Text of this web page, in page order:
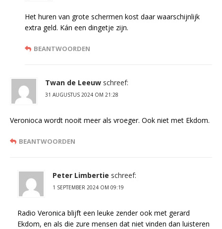
Het huren van grote schermen kost daar waarschijnlijk
extra geld. Kán een dingetje zijn.
BEANTWOORDEN
Twan de Leeuw schreef:
31 AUGUSTUS 2024 OM 21:28
Veronioca wordt nooit meer als vroeger. Ook niet met Ekdom.
BEANTWOORDEN
Peter Limbertie schreef:
1 SEPTEMBER 2024 OM 09:19
Radio Veronica blijft een leuke zender ook met gerard
Ekdom, en als die zure mensen dat niet vinden dan luisteren